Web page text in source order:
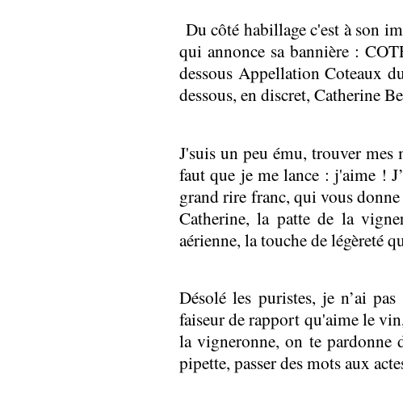
Du côté habillage c'est à son
qui annonce sa bannière :
dessous Appellation Coteaux
dessous, en discret, Catherine
J'suis un peu ému, trouver mes
faut que je me lance : j'aime !
grand rire franc, qui vous
Catherine, la patte de la
aérienne, la touche de légèreté
Désolé les puristes, je n’ai
faiseur de rapport qu'aime le
la vigneronne, on te pardonne
pipette, passer des mots aux